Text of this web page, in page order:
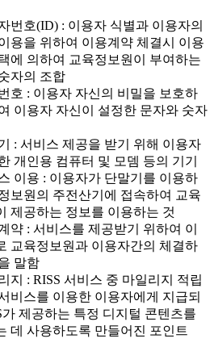
번호(ID) : 이용자 식별과 이용자의
용을 위하여 이용계약 체결시 이용
에 의하여 교육정보원이 부여하는
자의 조합
호 : 이용자 자신의 비밀을 보호하
이용자 자신이 설정한 문자와 숫자
: 서비스 제공을 받기 위해 이용자
개인용 컴퓨터 및 모뎀 등의 기기
이용 : 이용자가 단말기를 이용하
보원의 주전산기에 접속하여 교육
제공하는 정보를 이용하는 것
약 : 서비스를 제공받기 위하여 이
교육정보원과 이용자간의 체결하
말함
지 : RISS 서비스 중 마일리지 적립
비스를 이용한 이용자에게 지급되
가 제공하는 특정 디지털 콘텐츠를
데 사용하도록 만들어진 포인트